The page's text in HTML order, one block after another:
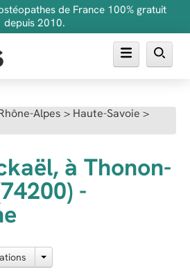
de France 100% gratuit
depuis 2010.
Alpes > Haute-Savoie >
à Thonon-
-